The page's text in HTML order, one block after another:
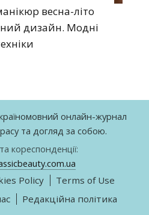
весна-літо
дизайн. Модні
онлайн-журнал
та догляд за собою.
кореспонденції:
Policy
Terms of Use
Редакційна політика